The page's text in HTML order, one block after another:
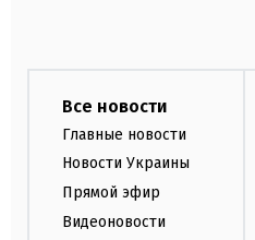
Все новости
Главные новости
Новости Украины
Прямой эфир
Видеоновости